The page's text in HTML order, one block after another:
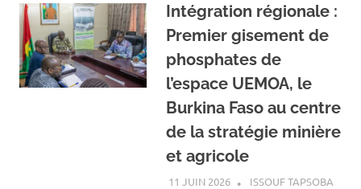
Intégration régionale :
Premier gisement de
phosphates de
l’espace UEMOA, le
Burkina Faso au centre
de la stratégie minière
et agricole
11 JUIN 2026 ISSOUF TAPSOBA